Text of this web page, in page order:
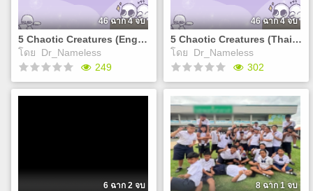
เพื่ออะไรละ? แล้วยัยบ่องที่เขา
จะเจอ จะรอดรึป่าว (เรารับบท
เป็นยัยบ๋อง)
Play
5 Chaotic Creatures (Eng ver.)
โดย
Dr_Nameless
46 ฉาก 4 จบ
249
alley. As soon as they
5 Chaotic Creatures (Thai ver.)
โดย
Dr_Nameless
46 ฉาก 4 จบ
302
5 Chaotic Creatures (Thai
ver.)
วันหนึ่งขณะที่คุณลังเดิน
กลับบ้าน คุณสังเกตเห็นกล่อง
กระดาษปริศนา วางอยู่กลาง
ตรอก พอเปิดดูเท่านั้นแหละ…
ข้างในมี เจ้าก้อนตัวน้อยห้าตัว
6 ฉาก 2 จบ 8 ฉาก 1 จบ